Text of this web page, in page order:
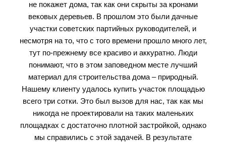
не покажет дома, так как они скрыты за кронами
вековых деревьев. В прошлом это были дачные
участки советских партийных руководителей, и
несмотря на то, что с того времени прошло много лет,
тут по-прежнему все красиво и аккуратно. Люди
понимают, что в этом заповедном месте лучший
материал для строительства дома – природный.
Нашему клиенту удалось купить участок площадью
всего три сотки. Это был вызов для нас, так как мы
никогда не проектировали на таких маленьких
площадках с достаточно плотной застройкой, однако
мы справились с этой задачей. В результате